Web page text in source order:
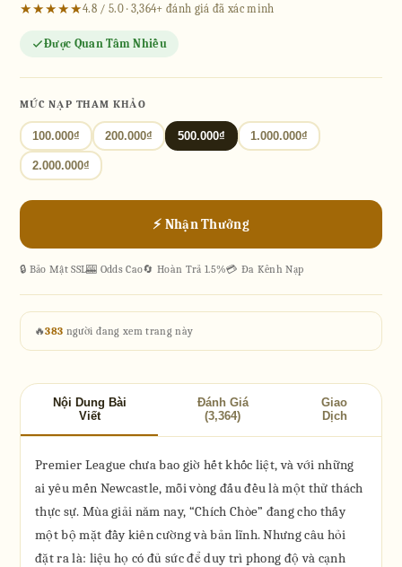
★★★★★4.8 / 5.0 · 3,364+ đánh giá đã xác minh
Được Quan Tâm Nhiều
MỨC NẠP THAM KHẢO
100.000₫ 200.000₫ 500.000₫ 1.000.000₫
2.000.000₫
⚡ Nhận Thưởng
🔒 Bảo Mật SSL🎰 Odds Cao🔄 Hoàn Trả 1.5%💳 Đa Kênh Nạp
🔥383 người đang xem trang này
Nội Dung Bài
Viết
Đánh Giá
(3,364)
Giao
Dịch
Premier League chưa bao giờ hết khốc liệt, và với những
ai yêu mến Newcastle, mỗi vòng đấu đều là một thử thách
thực sự. Mùa giải năm nay, “Chích Chòe” đang cho thấy
một bộ mặt đầy kiên cường và bản lĩnh. Nhưng câu hỏi
đặt ra là: liệu họ có đủ sức để duy trì phong độ và cạnh